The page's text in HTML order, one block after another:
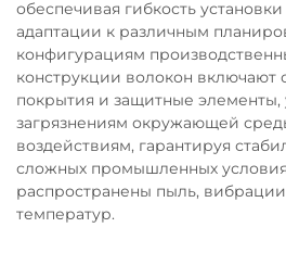
обеспечивая гибкость
адаптации к различным
конфигурациям
конструкции волокон включают
покрытия и защитные элементы,
загрязнениям окружающей
воздействиям, гарантируя
сложных промышленных
распространены пыль,
температур.